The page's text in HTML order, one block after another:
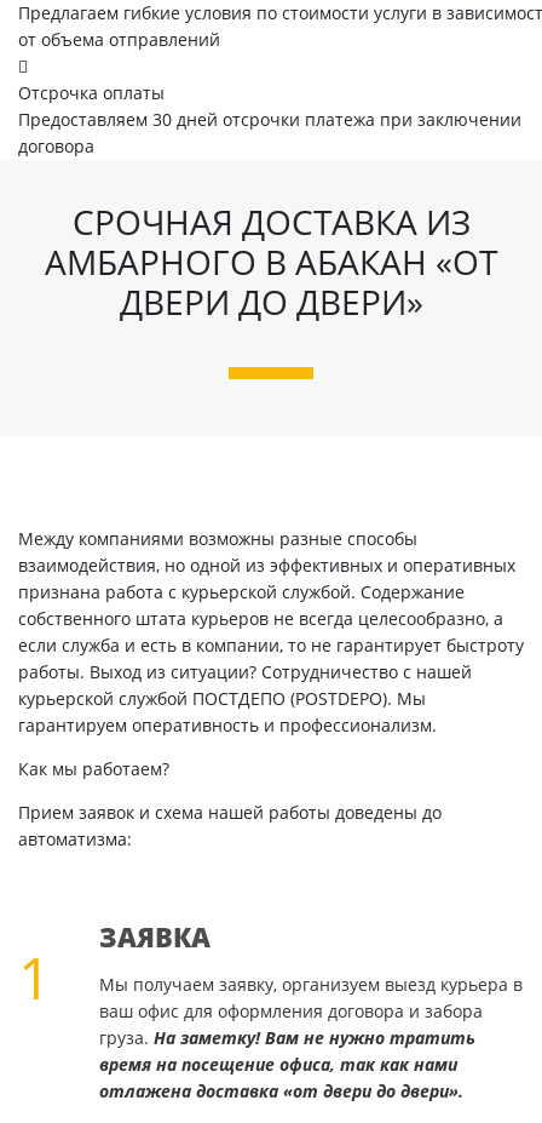
Предлагаем гибкие условия по стоимости услуги в
от объема отправлений
Отсрочка оплаты
Предоставляем 30 дней отсрочки платежа при заключении
договора
СРОЧНАЯ ДОСТАВКА ИЗ
АМБАРНОГО В АБАКАН «ОТ
ДВЕРИ ДО ДВЕРИ»
Между компаниями возможны разные способы
взаимодействия, но одной из эффективных и оперативных
признана работа с курьерской службой. Содержание
собственного штата курьеров не всегда целесообразно, а
если служба и есть в компании, то не гарантирует быстроту
работы. Выход из ситуации? Сотрудничество с нашей
курьерской службой ПОСТДЕПО (POSTDEPO). Мы
гарантируем оперативность и профессионализм.
Как мы работаем?
Прием заявок и схема нашей работы доведены до
автоматизма:
1
ЗАЯВКА
Мы получаем заявку, организуем выезд курьера в
ваш офис для оформления договора и забора
груза. На заметку! Вам не нужно тратить
время на посещение офиса, так как нами
отлажена доставка «от двери до двери».